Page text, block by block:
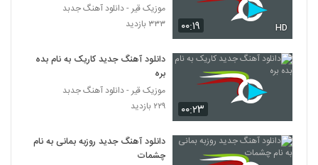
6308
دانلود آهنگ جدید و زیبای فراز گوانی با نام
اون کیه
۲۵۶ بازدید
آهنگ جلیل جمدار بنام سلطان غم
6310 همراه متن ترانه
۰۰:۱۹ HD
موزیک قیر - دانلود آهنگ جدبد
۳۳۳ بازدید
۰۰:۲۳
دانلود آهنگ جدید کاریک به نام بده
بره
موزیک قیر - دانلود آهنگ جدبد
۲۲۹ بازدید
دانلود آهنگ جدید روزبه بمانی به نام
چشمات